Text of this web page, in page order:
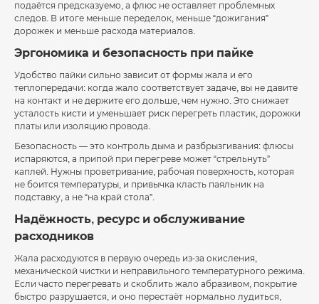
подаётся предсказуемо, а флюс не оставляет проблемных
следов. В итоге меньше переделок, меньше “дожигания”
дорожек и меньше расхода материалов.
Эргономика и безопасность при пайке
Удобство пайки сильно зависит от формы жала и его
теплопередачи: когда жало соответствует задаче, вы не давите
на контакт и не держите его дольше, чем нужно. Это снижает
усталость кисти и уменьшает риск перегреть пластик, дорожки
платы или изоляцию провода.
Безопасность — это контроль дыма и разбрызгивания: флюсы
испаряются, а припой при перегреве может “стрельнуть”
каплей. Нужны проветривание, рабочая поверхность, которая
не боится температуры, и привычка класть паяльник на
подставку, а не “на край стола”.
Надёжность, ресурс и обслуживание
расходников
Жала расходуются в первую очередь из-за окисления,
механической чистки и неправильного температурного режима.
Если часто перегревать и скоблить жало абразивом, покрытие
быстро разрушается, и оно перестаёт нормально лудиться,